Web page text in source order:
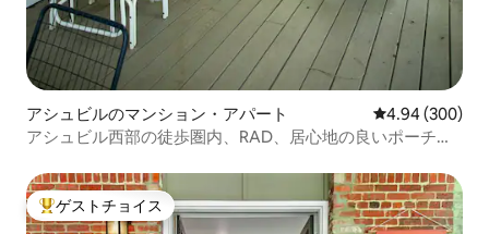
アシュビルのマンション・アパート レビュー300
4.94 (300)
アシュビル西部の徒歩圏内、RAD、居心地の良いポーチ、
大好評のゲストチョイスです。
ゲストチョイス